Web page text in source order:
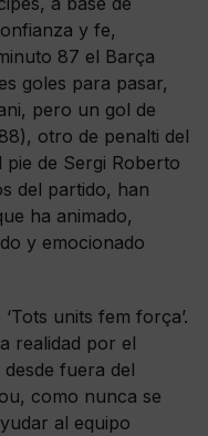
y fe,
87 el Barça
goles para pasar,
pero un gol de
otro de penalti del
de Sergi Roberto
del partido, han
ha animado,
y emocionado
units fem força’.
realidad por el
fuera del
como nunca se
al equipo